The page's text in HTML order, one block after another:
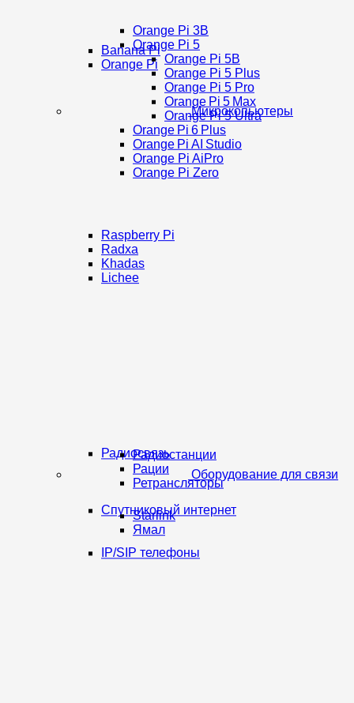
Микрокопьютеры
Banana Pi
Orange Pi
Orange Pi 3B
Orange Pi 5
Orange Pi 5B
Orange Pi 5 Plus
Orange Pi 5 Pro
Orange Pi 5 Max
Orange Pi 5 Ultra
Orange Pi 6 Plus
Orange Pi AI Studio
Orange Pi AiPro
Orange Pi Zero
Raspberry Pi
Radxa
Khadas
Lichee
Оборудование для связи
Радиосвязь
Радиостанции
Рации
Ретрансляторы
Спутниковый интернет
Starlink
Ямал
IP/SIP телефоны